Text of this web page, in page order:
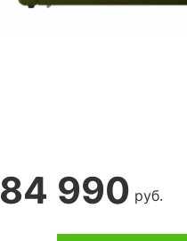
84 990 руб.